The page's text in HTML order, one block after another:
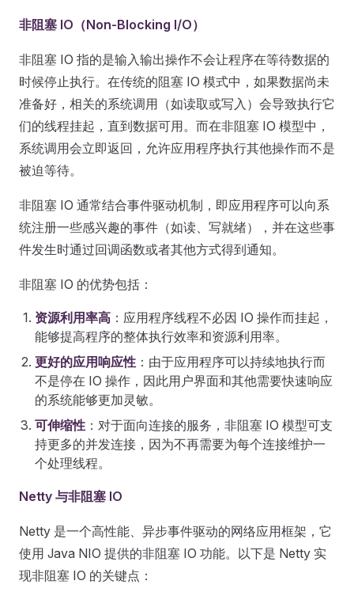
非阻塞 IO（Non-Blocking I/O）
非阻塞 IO 指的是输入输出操作不会让程序在等待数据的
时候停止执行。在传统的阻塞 IO 模式中，如果数据尚未
准备好，相关的系统调用（如读取或写入）会导致执行它
们的线程挂起，直到数据可用。而在非阻塞 IO 模型中，
系统调用会立即返回，允许应用程序执行其他操作而不是
被迫等待。
非阻塞 IO 通常结合事件驱动机制，即应用程序可以向系
统注册一些感兴趣的事件（如读、写就绪），并在这些事
件发生时通过回调函数或者其他方式得到通知。
非阻塞 IO 的优势包括：
资源利用率高 ：应用程序线程不必因 IO 操作而挂起，
能够提高程序的整体执行效率和资源利用率。
更好的应用响应性 ：由于应用程序可以持续地执行而
不是停在 IO 操作，因此用户界面和其他需要快速响应
的系统能够更加灵敏。
可伸缩性 ：对于面向连接的服务，非阻塞 IO 模型可支
持更多的并发连接，因为不再需要为每个连接维护一
个处理线程。
Netty 与非阻塞 IO
Netty 是一个高性能、异步事件驱动的网络应用框架，它
使用 Java NIO 提供的非阻塞 IO 功能。以下是 Netty 实
现非阻塞 IO 的关键点：